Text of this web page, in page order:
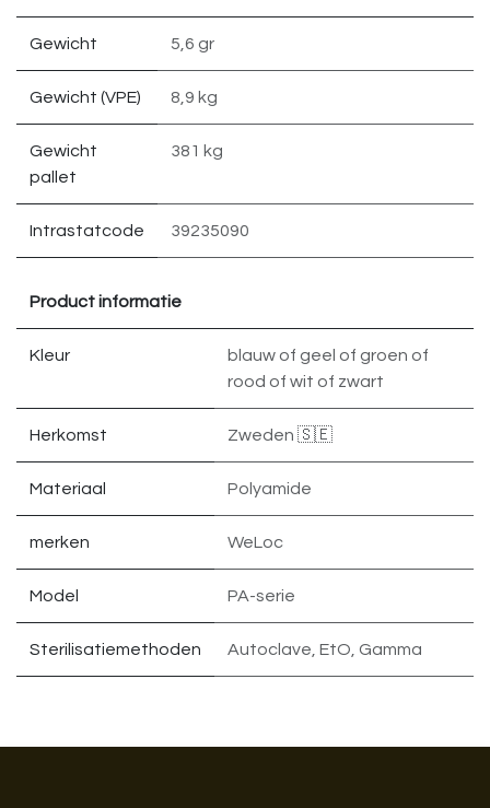
Gewicht 5,6 gr
Gewicht (VPE) 8,9 kg
Gewicht
pallet
381 kg
Intrastatcode 39235090
Product informatie
Kleur blauw of geel of groen of
rood of wit of zwart
Herkomst Zweden 🇸🇪
Materiaal Polyamide
merken WeLoc
Model PA-serie
Sterilisatiemethoden Autoclave, EtO, Gamma